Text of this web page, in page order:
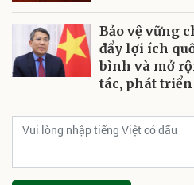
Bảo vệ vững
đẩy lợi ích
bình và mở
tác, phát triển